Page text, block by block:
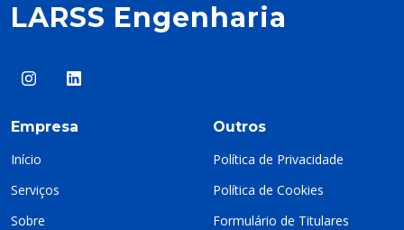
LARSS Engenharia
Empresa
Início
Serviços
Sobre
Outros
Política de Privacidade
Política de Cookies
Formulário de Titulares